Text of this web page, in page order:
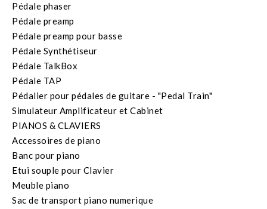
Pédale phaser
Pédale preamp
Pédale preamp pour basse
Pédale Synthétiseur
Pédale TalkBox
Pédale TAP
Pédalier pour pédales de guitare - "Pedal Train"
Simulateur Amplificateur et Cabinet
PIANOS & CLAVIERS
Accessoires de piano
Banc pour piano
Etui souple pour Clavier
Meuble piano
Sac de transport piano numerique